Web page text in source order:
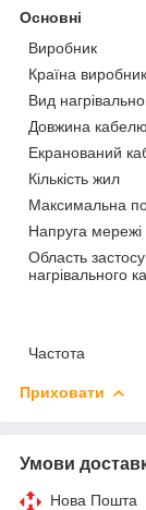
Основні
Виробник
Країна виробник
Вид
Довжина кабелю
Екранований
Кількість жил
Максимальна
Напруга мережі
Область
нагрівального
Частота
Приховати
Умови
Нова Пошта